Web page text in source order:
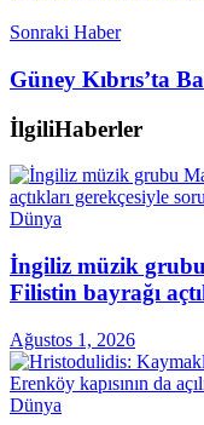
Sonraki Haber
Güney Kıbrıs’ta
İlgiliHaberler
Dünya
İngiliz müzik grubu
Filistin bayrağı
Ağustos 1, 2026
Dünya